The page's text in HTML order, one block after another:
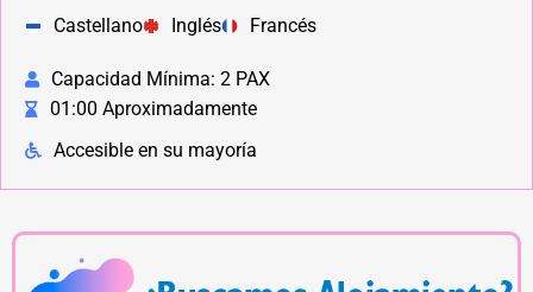
Castellano Inglés Francés
Capacidad Mínima: 2 PAX
01:00 Aproximadamente
Accesible en su mayoría